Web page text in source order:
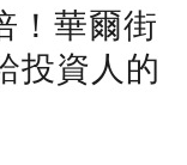
！華爾街
投資人的